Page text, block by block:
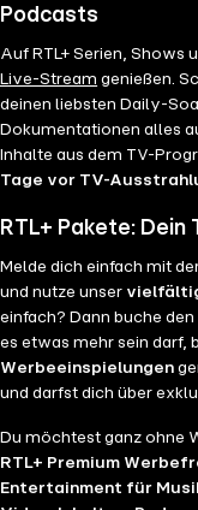
Podcasts
Auf RTL+ Serien, Shows
Live-Stream genießen.
deinen liebsten Daily-
Dokumentationen alles
Inhalte aus dem TV-
Tage vor TV-
RTL+ Pakete:
Melde dich einfach mit
und nutze unser
einfach? Dann buche den
es etwas mehr sein darf,
Werbeeinspielungen
und darfst dich über
Du möchtest ganz ohne
RTL+ Premium
Entertainment für